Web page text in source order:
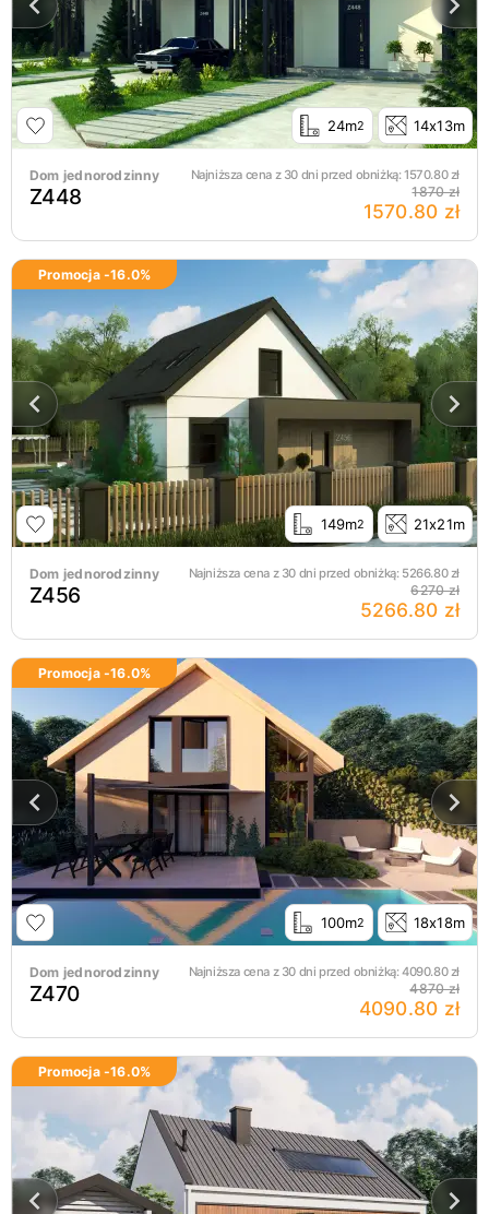
24m2 14x13m
Dom jednorodzinny Najniższa cena z 30 dni przed obniżką:1570.80zł
Z448 1870 zł
1570.80 zł
Promocja -16.0%
149m2 21x21m
Dom jednorodzinny Najniższa cena z 30 dni przed obniżką: 5266.80zł
Z456 6270 zł
5266.80 zł
Promocja -16.0%
100m2 18x18m
Dom jednorodzinny Najniższa cena z 30 dni przed obniżką:4090.80zł
Z470 4870 zł
4090.80 zł
Promocja -16.0%